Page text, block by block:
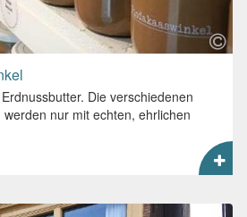
Die verschiedenen
nur mit echten, ehrlichen